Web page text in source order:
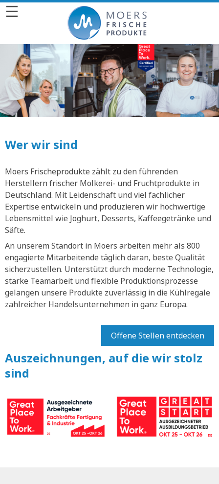
☰
Wer wir sind
Moers Frischeprodukte zählt zu den führenden
Herstellern frischer Molkerei- und Fruchtprodukte in
Deutschland. Mit Leidenschaft und viel fachlicher
Expertise entwickeln und produzieren wir hochwertige
Lebensmittel wie Joghurt, Desserts, Kaffeegetränke und
Säfte.
An unserem Standort in Moers arbeiten mehr als 800
engagierte Mitarbeitende täglich daran, beste Qualität
sicherzustellen. Unterstützt durch moderne Technologie,
starke Teamarbeit und flexible Produktionsprozesse
gelangen unsere Produkte zuverlässig in die Kühlregale
zahlreicher Handelsunternehmen in ganz Europa.
Offene Stellen entdecken
Auszeichnungen, auf die wir stolz
sind